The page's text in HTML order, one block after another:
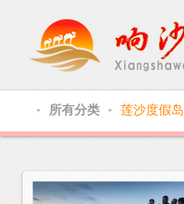
● 所有分类 ● 莲沙度假岛